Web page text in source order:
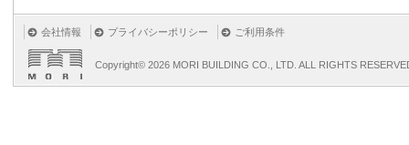
会社情報 プライバシーポリシー ご利用条件
Copyright© 2026 MORI BUILDING CO., LTD. ALL RIGHTS